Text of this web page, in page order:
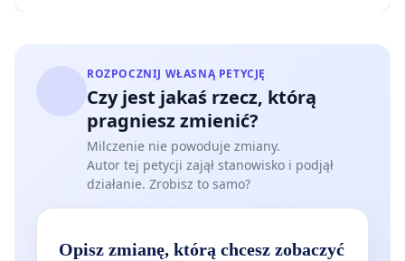
ROZPOCZNIJ WŁASNĄ PETYCJĘ
Czy jest jakaś rzecz, którą
pragniesz zmienić?
Milczenie nie powoduje zmiany.
Autor tej petycji zajął stanowisko i podjął
działanie. Zrobisz to samo?
Opisz zmianę, którą chcesz zobaczyć